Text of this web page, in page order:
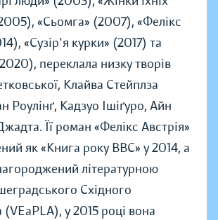
«Сьомга» (2007), «Фелікс
«Сузір'я курки» (2017) та
переклала низку творів
Клайва Стейплза
Роулінґ, Кадзуо Ішіґуро, Айн
Її роман «Фелікс Австрія»
як «Книга року ВВС» у 2014, а
літературною
Східного
(VEaPLA), у 2015 році вона